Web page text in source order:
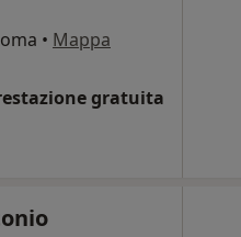
• Mappa
gratuita